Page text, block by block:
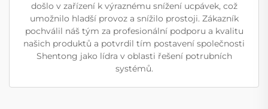
došlo v zařízení k výraznému snížení ucpávek, což
umožnilo hladší provoz a snížilo prostoji. Zákazník
pochválil náš tým za profesionální podporu a kvalitu
našich produktů a potvrdil tím postavení společnosti
Shentong jako lídra v oblasti řešení potrubních
systémů.